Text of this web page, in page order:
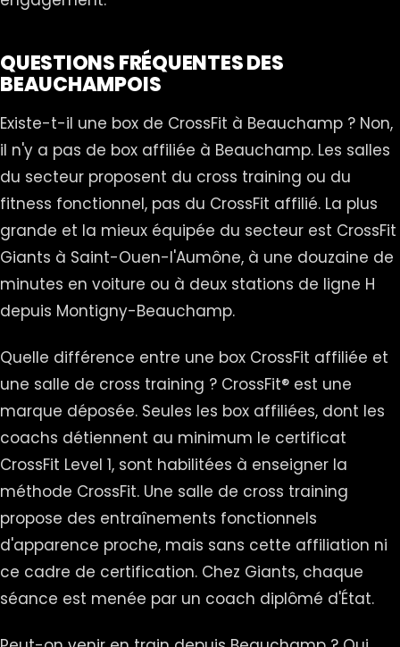
QUESTIONS FRÉQUENTES DES
BEAUCHAMPOIS
Existe-t-il une box de CrossFit à Beauchamp ? Non,
il n'y a pas de box affiliée à Beauchamp. Les salles
du secteur proposent du cross training ou du
fitness fonctionnel, pas du CrossFit affilié. La plus
grande et la mieux équipée du secteur est CrossFit
Giants à Saint-Ouen-l'Aumône, à une douzaine de
minutes en voiture ou à deux stations de ligne H
depuis Montigny-Beauchamp.
Quelle différence entre une box CrossFit affiliée et
une salle de cross training ? CrossFit® est une
marque déposée. Seules les box affiliées, dont les
coachs détiennent au minimum le certificat
CrossFit Level 1, sont habilitées à enseigner la
méthode CrossFit. Une salle de cross training
propose des entraînements fonctionnels
d'apparence proche, mais sans cette affiliation ni
ce cadre de certification. Chez Giants, chaque
séance est menée par un coach diplômé d'État.